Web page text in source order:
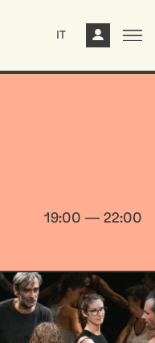
IT
19:00 — 22:00